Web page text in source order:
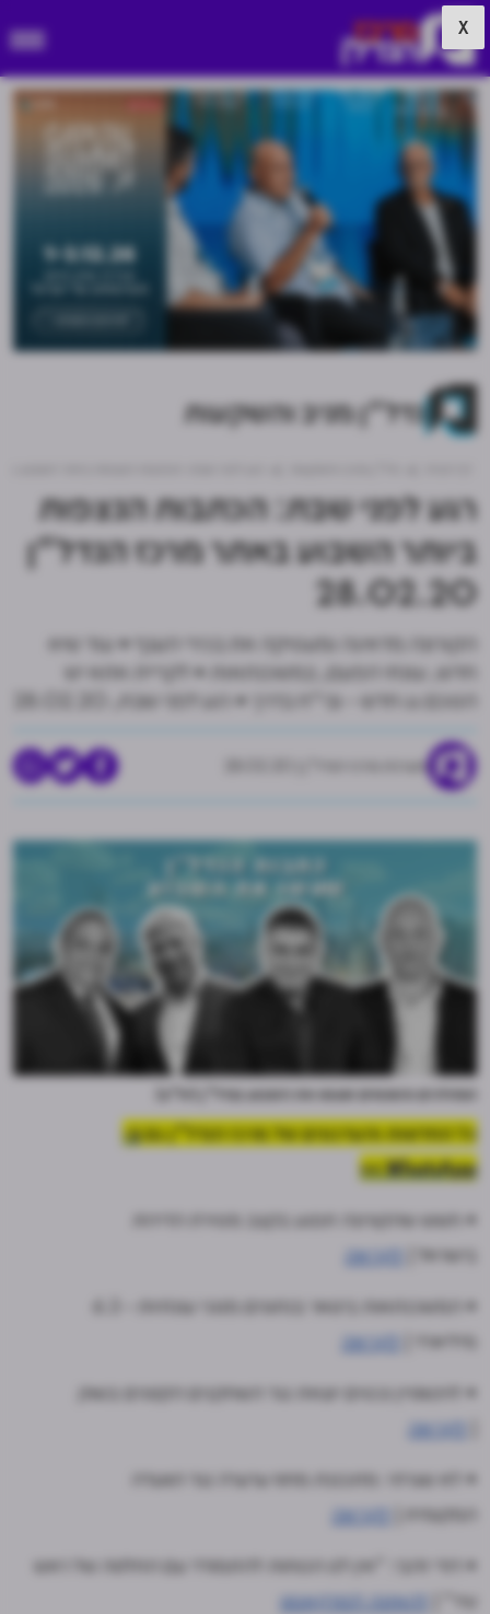
נדל"ן מניב והשקעות
רגע לפני שבת: הכתבות הנצפות
ביותר השבוע באתר מרכז הנדל"ן
28.02.20
הקורונה מדאיגה ומעסיקה את בכירי הענף • עוד שיא
חדש, עונתי הפעם, במשכנתאות • לקריית אתא יש
הסכם גג חדש - ובי"ח בדרך • רגע לפני שבת, 28.02.20
מערכת מרכז הנדל"ן
המהלכים והאנשים שעשו את השבוע בנדל"ן (יח"צ)
כל החדשות והעדכונים של מרכז הנדל"ן גםב-
WhatsApp >>
• חשש שהקורונה תפגע בקצב מסירת הדירות
בישראל |
לקריאה
מיליארד |
לקריאה
• לוינשטיין נכסים יוצאת נגד השחקנים הקטנים בשוק
לקריאה
• לא שגרתי: מתכננת מחוז ערערה נגד הוועדה
המקומית |
לקריאה
• דודי זהבי: "אין לנו הכוחות להתמודד עם החלטה של ראש
עיר" | להאזנה לפודקאסט
X